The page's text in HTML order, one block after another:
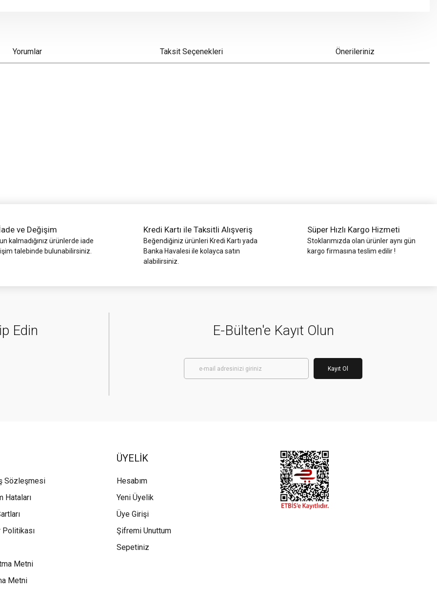
Yorumlar Taksit Seçenekleri Önerileriniz
ve Değişim
kalmadığınız ürünlerde iade
talebinde bulunabilirsiniz.
Kredi Kartı ile Taksitli Alışveriş
Beğendiğiniz ürünleri Kredi Kartı yada
Banka Havalesi ile kolayca satın
alabilirsiniz.
Süper Hızlı Kargo Hizmeti
Stoklarımızda olan ürünler aynı gün
kargo firmasına teslim edilir !
Edin E-Bülten'e Kayıt Olun
Kayıt Ol
Sözleşmesi
Hataları
Metni
Metni
ÜYELİK
Hesabım
Yeni Üyelik
Üye Girişi
Şifremi Unuttum
Sepetiniz